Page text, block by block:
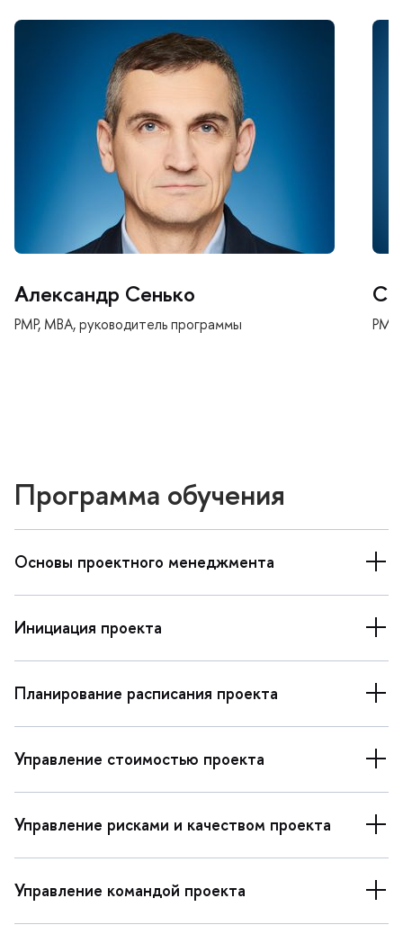
Александр Сенько
PMP, MBA, руководитель программы
Программа обучения
Основы проектного менеджмента
Инициация проекта
Планирование расписания проекта
Управление стоимостью проекта
Управление рисками и качеством проекта
Управление командой проекта